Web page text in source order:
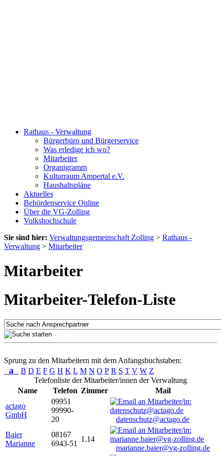
Rathaus - Verwaltung
Bürgerbüro und Bürgerservice
Was erledige ich wo?
Mitarbeiter
Organigramm
Kulturraum Ampertal e.V.
Haushaltspläne
Aktuelles
Behördenservice Online
Über die VG-Zolling
Volkshochschule
Sie sind hier: Verwaltungsgemeinschaft Zolling > Rathaus -
Verwaltung > Mitarbeiter
Mitarbeiter
Mitarbeiter-Telefon-Liste
Sprung zu den Mitarbeitern mit dem Anfangsbuchstaben:
a B D E F G H K L M N O P R S T V W Z
Telefonliste der Mitarbeiter/innen der Verwaltung
Name
Telefon Zimmer
Mail
actago
GmbH
09951
99990-
20
datenschutz@actago.de
Baier
Marianne
08167
6943-51
1.14
marianne.baier@vg-zolling.de